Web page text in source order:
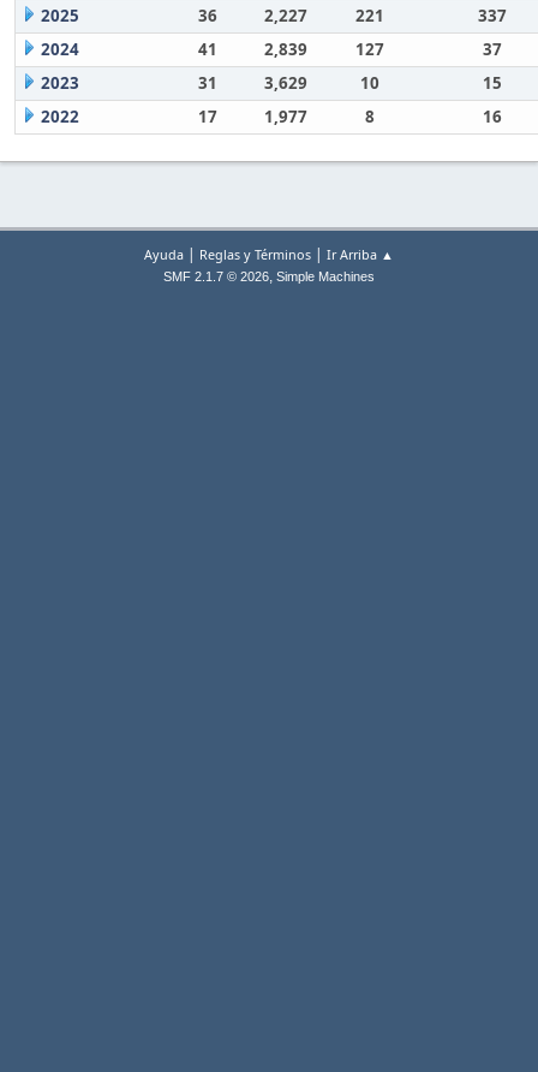
2025
36 2,227 221
337
2024
41 2,839 127
37
2023
31 3,629 10
15
2022
17 1,977 8 16
Ayuda | Reglas y Términos | Ir Arriba ▲
SMF 2.1.7 © 2026, Simple Machines